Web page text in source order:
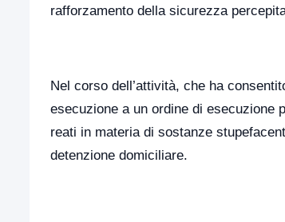
rafforzamento della sicurezza
Nel corso dell’attività, che ha
esecuzione a un ordine di esecuzione
reati in materia di sostanze
detenzione domiciliare.